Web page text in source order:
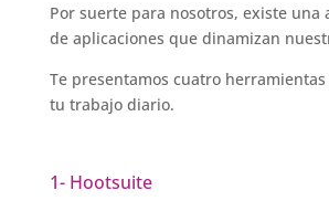
Por suerte para nosotros, existe una
de aplicaciones que dinamizan
Te presentamos cuatro
tu trabajo diario.
1- Hootsuite